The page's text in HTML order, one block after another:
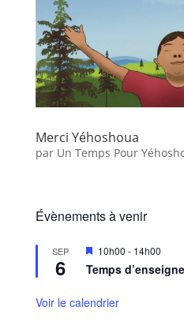
Merci Yéhoshoua
par Un Temps Pour
Évènements à venir
SEP
6
M
s
n
10h00 - 14h00
Temps
Voir le calendrier